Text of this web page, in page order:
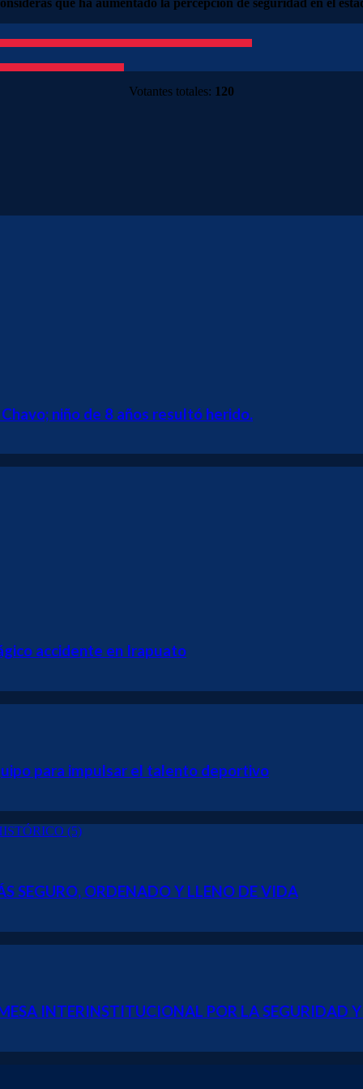
que ha aumentado la percepción de seguridad en el
Votantes totales: 120
niño de 8 años resultó herido.
accidente en Irapuato
para impulsar el talento deportivo
SEGURO, ORDENADO Y LLENO DE VIDA
INTERINSTITUCIONAL POR LA SEGURIDAD